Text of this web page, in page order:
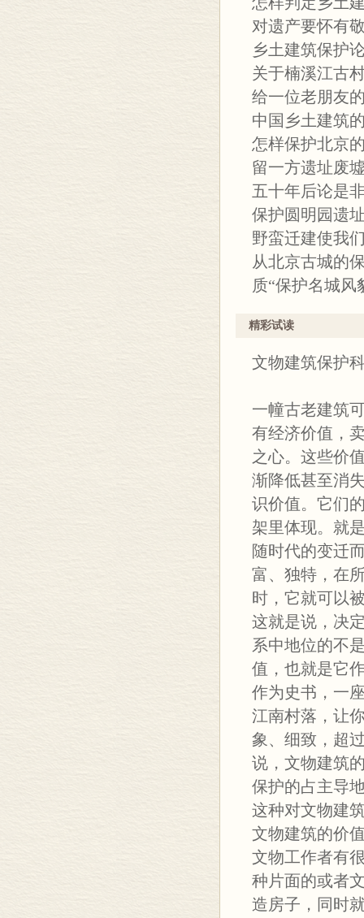
对遗产要怀有
乡土建筑保护
关于楠溪江古
给一位老朋友
中国乡土建筑
怎样保护北京
留一方遗址废
五十年后论是
保护圆明园遗
野蛮迁建使我
从北京古城的
质“保护名城风
精彩试读
文物建筑保护
一幢古老建筑
有经济价值，
之心。这些价
渐降低甚至消
识价值。它们
架里体现。就
随时代的变迁
富、独特，在
时，它就可以
这就是说，决
系中地位的不
值，也就是它
作为史书，一
江南村落，让
象、细致，超
说，文物建筑
保护的占主导
这种对文物建
文物建筑的价
文物工作者有
种片面的或者
造房子，同时